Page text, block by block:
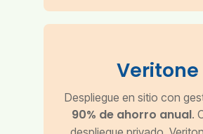
Veritone
Despliegue en sitio con
90% de ahorro anual.